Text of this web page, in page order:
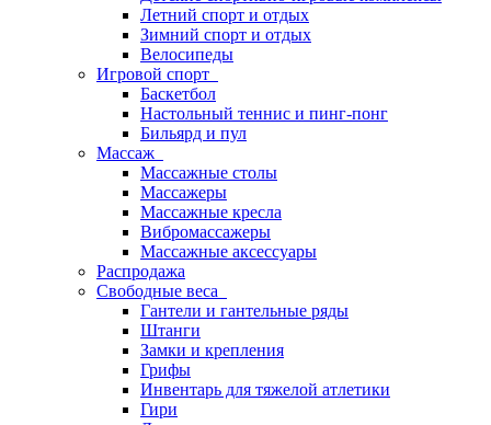
Летний спорт и отдых
Зимний спорт и отдых
Велосипеды
Игровой спорт
Баскетбол
Настольный теннис и пинг-понг
Бильярд и пул
Массаж
Массажные столы
Массажеры
Массажные кресла
Вибромассажеры
Массажные аксессуары
Распродажа
Свободные веса
Гантели и гантельные ряды
Штанги
Замки и крепления
Грифы
Инвентарь для тяжелой атлетики
Гири